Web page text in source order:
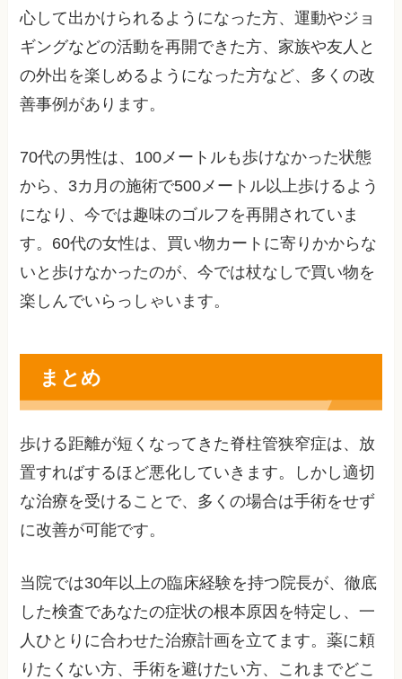
心して出かけられるようになった方、運動やジョ
ギングなどの活動を再開できた方、家族や友人と
の外出を楽しめるようになった方など、多くの改
善事例があります。
70代の男性は、100メートルも歩けなかった状態
から、3カ月の施術で500メートル以上歩けるよう
になり、今では趣味のゴルフを再開されていま
す。60代の女性は、買い物カートに寄りかからな
いと歩けなかったのが、今では杖なしで買い物を
楽しんでいらっしゃいます。
まとめ
歩ける距離が短くなってきた脊柱管狭窄症は、放
置すればするほど悪化していきます。しかし適切
な治療を受けることで、多くの場合は手術をせず
に改善が可能です。
当院では30年以上の臨床経験を持つ院長が、徹底
した検査であなたの症状の根本原因を特定し、一
人ひとりに合わせた治療計画を立てます。薬に頼
りたくない方、手術を避けたい方、これまでどこ